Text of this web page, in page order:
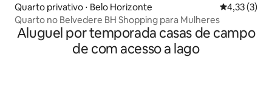
Quarto privativo ⋅ Belo Horizonte 4,33 de
4,33 (3)
Quarto no Belvedere BH Shopping para Mulheres
Aluguel por temporada casas de campo
de com acesso a lago